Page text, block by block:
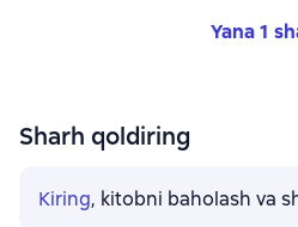
Yana 1
Sharh qoldiring
Kiring, kitobni baholash va